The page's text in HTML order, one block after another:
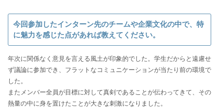
今回参加したインターン先のチームや企業文化の中で、特
に魅力を感じた点があれば教えてください。
年次に関係なく意見を言える風土が印象的でした。学生だからと遠慮せ
ず議論に参加でき、フラットなコミュニケーションが当たり前の環境で
した。
またメンバー全員が目標に対して真剣であることが伝わってきて、その
熱量の中に身を置けたことが大きな刺激になりました。